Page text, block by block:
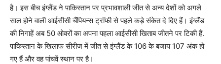
है। इस बीच इंग्लैंड ने पाकिस्तान पर प्रभावशाली जीत से अन्य देशों को अगले
साल होने वाली आईसीसी चैंपियन्स ट्रॉफी से पहले कड़े संकेत दे दिए हैं। इंग्लैंड
की निगाहें अब 50 ओवरों का अपना पहला आईसीसी खिताब जीतने पर टिकी हैं.
पाकिस्तान के खिलाफ सीरीज में जीत से इंग्लैंड के 106 के बजाय 107 अंक हो
गए हैं और वह पांचवें स्थान पर है।